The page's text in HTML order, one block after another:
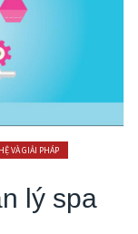
VÀ GIẢI PHÁP
lý spa